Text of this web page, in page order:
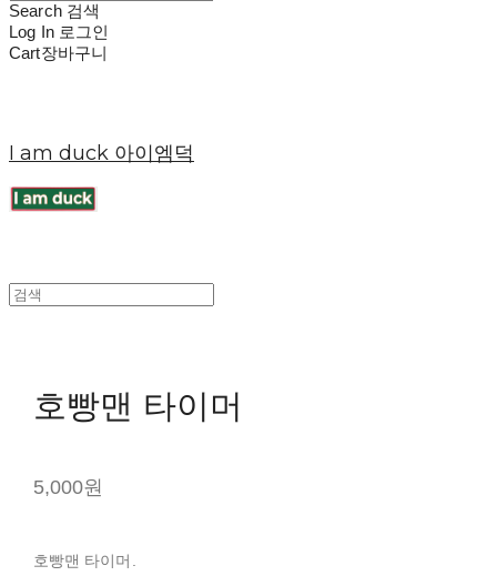
Search 검색
Log In 로그인
Cart장바구니
I am duck 아이엠덕
호빵맨 타이머
5,000원
호빵맨 타이머.